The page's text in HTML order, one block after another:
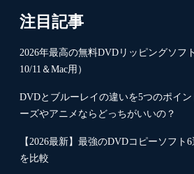
注目記事
2026年最高の無料DVDリッピングソフ
10/11＆Mac用）
DVDとブルーレイの違いを5つのポイ
ーズやアニメならどっちがいいの？
【2026最新】最強のDVDコピーソフト
を比較